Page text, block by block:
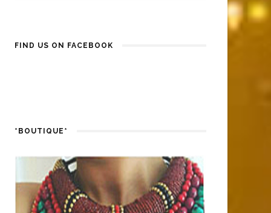
FIND US ON FACEBOOK
*BOUTIQUE*